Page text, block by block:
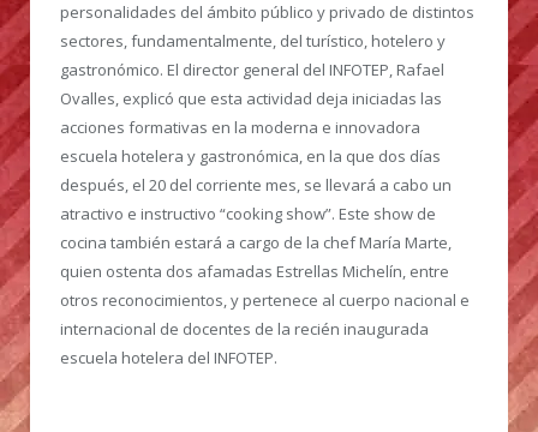
personalidades del ámbito público y privado de distintos
sectores, fundamentalmente, del turístico, hotelero y
gastronómico. El director general del INFOTEP, Rafael
Ovalles, explicó que esta actividad deja iniciadas las
acciones formativas en la moderna e innovadora
escuela hotelera y gastronómica, en la que dos días
después, el 20 del corriente mes, se llevará a cabo un
atractivo e instructivo “cooking show”. Este show de
cocina también estará a cargo de la chef María Marte,
quien ostenta dos afamadas Estrellas Michelín, entre
otros reconocimientos, y pertenece al cuerpo nacional e
internacional de docentes de la recién inaugurada
escuela hotelera del INFOTEP.